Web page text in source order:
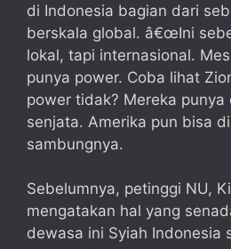
di Indonesia bagian dari
berskala global. â€œIni
lokal, tapi internasional.
punya power. Coba lihat
power tidak? Mereka
senjata. Amerika pun bisa
sambungnya.
Sebelumnya, petinggi NU,
mengatakan hal yang
dewasa ini Syiah Indonesia